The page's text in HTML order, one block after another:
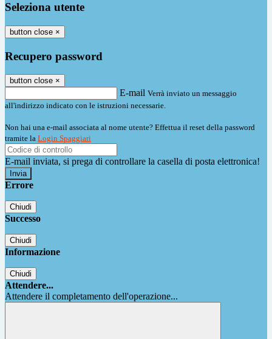
Seleziona utente
button close ×
Recupero password
button close ×
E-mail Verrà inviato un messaggio
all'indirizzo indicato con le istruzioni necessarie.
Non hai una e-mail associata al nome utente? Effettua il reset della password
tramite la Login Spaggiari
E-mail inviata, si prega di controllare la casella di posta elettronica!
Errore
Chiudi
Successo
Chiudi
Informazione
Chiudi
Attendere...
Attendere il completamento dell'operazione...